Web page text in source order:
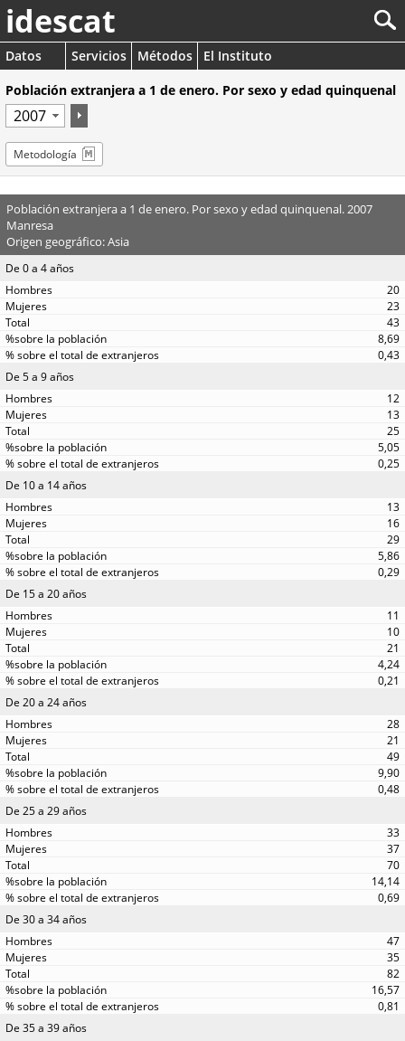
idescat
Datos Servicios Métodos
El Instituto
Población extranjera a 1 de enero. Por sexo y edad quinquenal
Metodología
Población extranjera a 1 de enero. Por sexo y edad quinquenal. 2007
Manresa
Origen geográfico: Asia
De 0 a 4 años
20
23
43
8,69
0,43
De 5 a 9 años
12
13
25
5,05
0,25
De 10 a 14 años
13
16
29
5,86
0,29
De 15 a 20 años
11
10
21
4,24
0,21
De 20 a 24 años
28
21
49
9,90
0,48
De 25 a 29 años
33
37
70
14,14
0,69
De 30 a 34 años
47
35
82
16,57
0,81
De 35 a 39 años